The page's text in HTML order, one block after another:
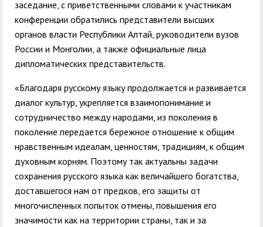
заседание, с приветственными словами к участникам
конференции обратились представители высших
органов власти Республики Алтай, руководители вузов
России и Монголии, а также официальные лица
дипломатических представительств.
«Благодаря русскому языку продолжается и развивается
диалог культур, укрепляется взаимопонимание и
сотрудничество между народами, из поколения в
поколение передается бережное отношение к общим
нравственным идеалам, ценностям, традициям, к общим
духовным корням. Поэтому так актуальны задачи
сохранения русского языка как величайшего богатства,
доставшегося нам от предков, его защиты от
многочисленных попыток отмены, повышения его
значимости как на территории страны, так и за